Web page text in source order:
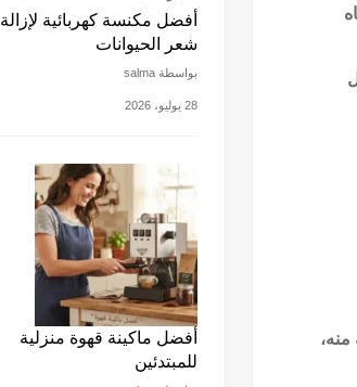
منه،
أفضل مكنسة كهربائية لإزالة
شعر الحيوانات
بواسطة salma
28 يوليو، 2026
أفضل ماكينة قهوة منزلية
للمبتدئين